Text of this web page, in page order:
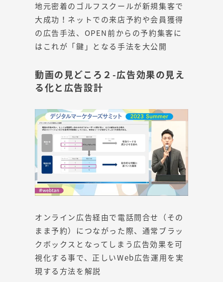
地元密着のゴルフスクールが新規集客で
大成功！ネットでの来店予約や会員獲得
の広告手法、OPEN前からの予約集客に
はこれが「鍵」となる手法を大公開
動画の見どころ２-広告効果の見え
る化と広告設計
オンライン広告経由で電話問合せ（その
まま予約）につながった際、通常ブラッ
クボックスとなってしまう広告効果を可
視化する事で、正しいWeb広告運用を実
現する方法を解説